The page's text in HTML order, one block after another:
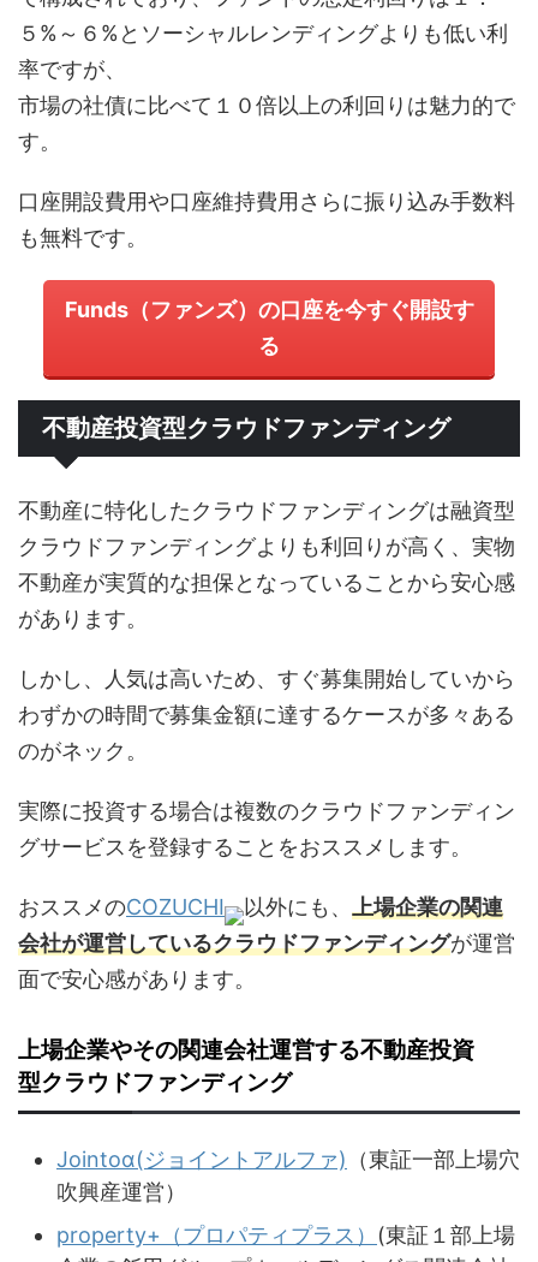
５%～６%とソーシャルレンディングよりも低い利
率ですが、
市場の社債に比べて１０倍以上の利回りは魅力的で
す。
口座開設費用や口座維持費用さらに振り込み手数料
も無料です。
Funds（ファンズ）の口座を今すぐ開設す
る
不動産投資型クラウドファンディング
不動産に特化したクラウドファンディングは融資型
クラウドファンディングよりも利回りが高く、実物
不動産が実質的な担保となっていることから安心感
があります。
しかし、人気は高いため、すぐ募集開始していから
わずかの時間で募集金額に達するケースが多々ある
のがネック。
実際に投資する場合は複数のクラウドファンディン
グサービスを登録することをおススメします。
おススメのCOZUCHI 以外にも、 上場企業の関連
会社が運営しているクラウドファンディングが運営
面で安心感があります。
上場企業やその関連会社運営する不動産投資
型クラウドファンディング
Jointoα(ジョイントアルファ) （東証一部上場穴
吹興産運営）
property+（プロパティプラス） (東証１部上場